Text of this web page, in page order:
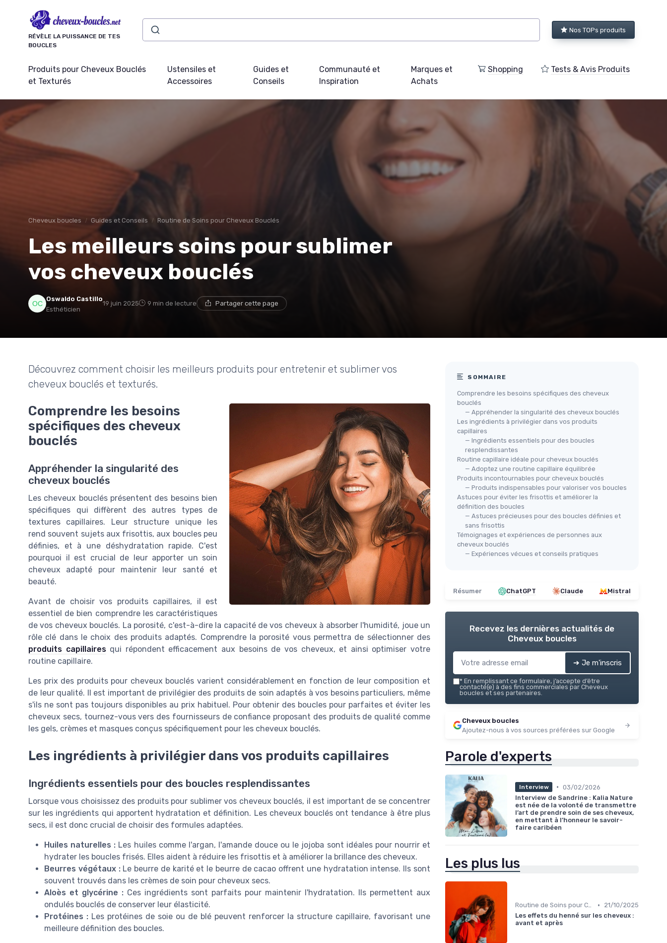
RÉVÈLE LA PUISSANCE DE TES
BOUCLES
Nos TOPs produits
Produits pour Cheveux Bouclés
et Texturés
Ustensiles et
Accessoires
Guides et
Conseils
Communauté et
Inspiration
Marques et
Achats
Shopping Tests & Avis Produits
Cheveux boucles Guides et Conseils Routine de Soins pour Cheveux Bouclés
Les meilleurs soins pour sublimer
vos cheveux bouclés
Oswaldo Castillo
Esthéticien
19 juin 2025 9 min de lecture Partager cette page
Découvrez comment choisir les meilleurs produits pour entretenir et sublimer vos
cheveux bouclés et texturés.
Comprendre les besoins
spécifiques des cheveux
bouclés
Appréhender la singularité des
cheveux bouclés
Les cheveux bouclés présentent des besoins bien
spécifiques qui diffèrent des autres types de
textures capillaires. Leur structure unique les
rend souvent sujets aux frisottis, aux boucles peu
définies, et à une déshydratation rapide. C'est
pourquoi il est crucial de leur apporter un soin
cheveux adapté pour maintenir leur santé et
beauté.
Avant de choisir vos produits capillaires, il est
essentiel de bien comprendre les caractéristiques
de vos cheveux bouclés. La porosité, c'est-à-dire la capacité de vos cheveux à absorber l'humidité, joue un
rôle clé dans le choix des produits adaptés. Comprendre la porosité vous permettra de sélectionner des
produits capillairesqui répondent efficacement aux besoins de vos cheveux, et ainsi optimiser votre
routine capillaire.
Les prix des produits pour cheveux bouclés varient considérablement en fonction de leur composition et
de leur qualité. Il est important de privilégier des produits de soin adaptés à vos besoins particuliers, même
s'ils ne sont pas toujours disponibles au prix habituel. Pour obtenir des boucles pour parfaites et éviter les
cheveux secs, tournez-vous vers des fournisseurs de confiance proposant des produits de qualité comme
les gels, crèmes et masques conçus spécifiquement pour les cheveux bouclés.
Les ingrédients à privilégier dans vos produits capillaires
Ingrédients essentiels pour des boucles resplendissantes
Lorsque vous choisissez des produits pour sublimer vos cheveux bouclés, il est important de se concentrer
sur les ingrédients qui apportent hydratation et définition. Les cheveux bouclés ont tendance à être plus
secs, il est donc crucial de choisir des formules adaptées.
Huiles naturelles : Les huiles comme l'argan, l'amande douce ou le jojoba sont idéales pour nourrir et
hydrater les boucles frisés. Elles aident à réduire les frisottis et à améliorer la brillance des cheveux.
Beurres végétaux :Le beurre de karité et le beurre de cacao offrent une hydratation intense. Ils sont
souvent trouvés dans les crèmes de soin pour cheveux secs.
Aloès et glycérine : Ces ingrédients sont parfaits pour maintenir l'hydratation. Ils permettent aux
ondulés bouclés de conserver leur élasticité.
Protéines : Les protéines de soie ou de blé peuvent renforcer la structure capillaire, favorisant une
meilleure définition des boucles.
SOMMAIRE
Comprendre les besoins spécifiques des cheveux
bouclés
— Appréhender la singularité des cheveux bouclés
Les ingrédients à privilégier dans vos produits
capillaires
— Ingrédients essentiels pour des boucles
resplendissantes
Routine capillaire idéale pour cheveux bouclés
— Adoptez une routine capillaire équilibrée
Produits incontournables pour cheveux bouclés
— Produits indispensables pour valoriser vos boucles
Astuces pour éviter les frisottis et améliorer la
définition des boucles
— Astuces précieuses pour des boucles définies et
sans frisottis
Témoignages et expériences de personnes aux
cheveux bouclés
— Expériences vécues et conseils pratiques
Résumer ChatGPT Claude Mistral
Recevez les dernières actualités de
Cheveux boucles
➔ Je m'inscris
* En remplissant ce formulaire, j’accepte d’être
contacté(e) à des fins commerciales par Cheveux
boucles et ses partenaires.
Cheveux boucles
Ajoutez-nous à vos sources préférées sur Google
Parole d'experts
Interview • 03/02/2026
Interview de Sandrine : Kalia Nature
est née de la volonté de transmettre
l’art de prendre soin de ses cheveux,
en mettant à l’honneur le savoir-
faire caribéen
Les plus lus
Routine de Soins pour Cheveux Bouclés •
21/10/2025
Les effets du henné sur les cheveux :
avant et après